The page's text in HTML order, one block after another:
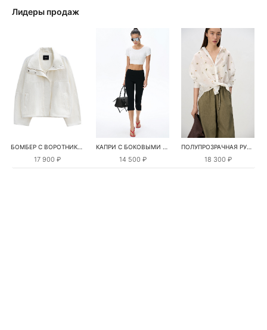
Лидеры продаж
БОМБЕР С ВОРОТНИКОМ-СТОЙКОЙ
17 900 ₽
КАПРИ С БОКОВЫМИ РАЗРЕЗАМИ
14 500 ₽
ПОЛУПРОЗРАЧНАЯ РУБАШКА С РОМАШКАМИ
18 300 ₽